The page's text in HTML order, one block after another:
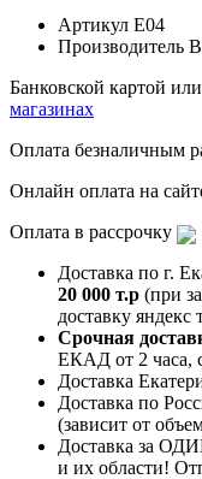
Артикул E04
Производитель
Банковской картой
магазинах
Оплата безналичным
Онлайн оплата на
Оплата в рассрочку
Доставка по г.
20 000 т.р (при
доставку яндекс
Срочная
ЕКАД от 2 часа,
Доставка
Доставка по
(зависит от
Доставка за
и их области!